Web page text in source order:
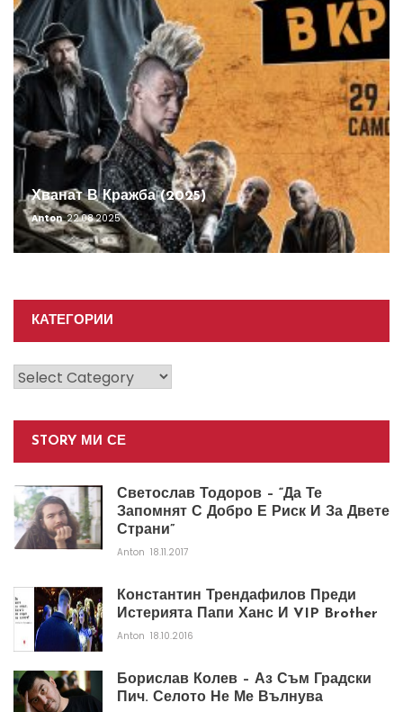
Хванат В Кражба (2025)
Anton 22.08.2025
КАТЕГОРИИ
Категории
STORY МИ СЕ
Светослав Тодоров – “Да Те
Запомнят С Добро Е Риск И За Двете
Страни”
Anton 18.11.2017
Константин Трендафилов Преди
Истерията Папи Ханс И VIP Brother
Anton 18.10.2016
Борислав Колев – Аз Съм Градски
Пич. Селото Не Ме Вълнува